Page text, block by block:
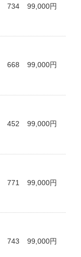
734 99,000円
668 99,000円
452 99,000円
771 99,000円
743 99,000円